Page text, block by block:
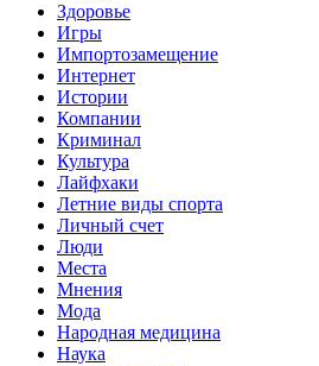
Здоровье
Игры
Импортозамещение
Интернет
Истории
Компании
Криминал
Культура
Лайфхаки
Летние виды спорта
Личный счет
Люди
Места
Мнения
Мода
Народная медицина
Наука